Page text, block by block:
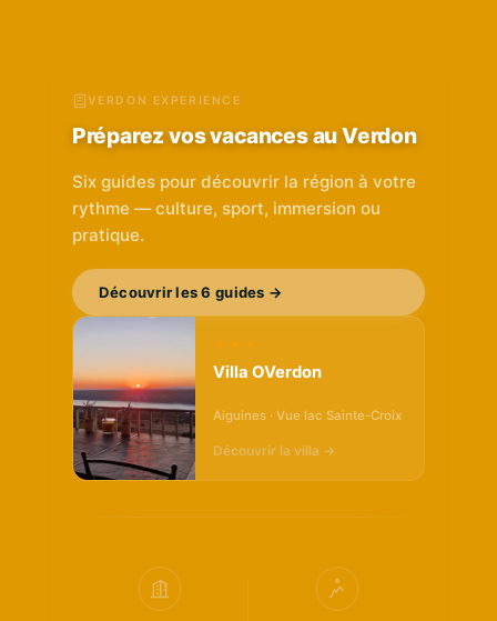
VERDON EXPERIENCE
Préparez vos vacances au Verdon
Six guides pour découvrir la région à votre
rythme — culture, sport, immersion ou
pratique.
Découvrir les 6 guides →
Villa OVerdon
Aiguines · Vue lac Sainte-Croix
Découvrir la villa →